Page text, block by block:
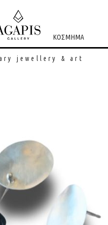
ΚΟΣΜΗΜΑ
jewellery & art